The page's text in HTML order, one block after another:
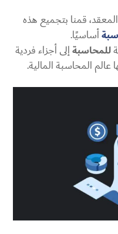
قمنا بتجميع هذه
أساسيًا.
للمحاسبةإلى أجزاء فردية
المحاسبة المالية.